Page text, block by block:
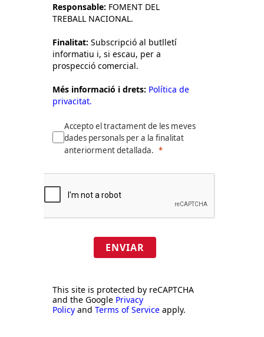
Responsable: FOMENT DEL
TREBALL NACIONAL.
Finalitat: Subscripció al butlletí
informatiu i, si escau, per a
prospecció comercial.
Més informació i drets: Política de
privacitat.
Accepto el tractament de les meves
dades personals per a la finalitat
anteriorment detallada.
ENVIAR
This site is protected by reCAPTCHA
and the Google Privacy
Policy and Terms of Service apply.